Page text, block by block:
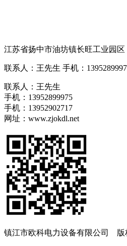
江苏省扬中市油坊镇长旺工业园区
联系人：王先生 手机：
联系人：王先生
手机：13952899975
手机：13952902717
网址：www.zjokdl.net
镇江市欧科电力设备有限公司 版